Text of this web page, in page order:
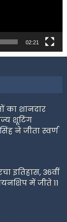
02:21
का शानदार
शूटिंग
ने जीता स्वर्ण
इतिहास, 36वीं
में जीते 11